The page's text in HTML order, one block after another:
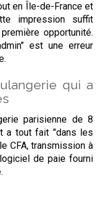
en Île-de-France et
impression suffit
opportunité.
est une erreur
qui a
parisienne de 8
a tout fait "dans les
CFA, transmission à
de paie fourni